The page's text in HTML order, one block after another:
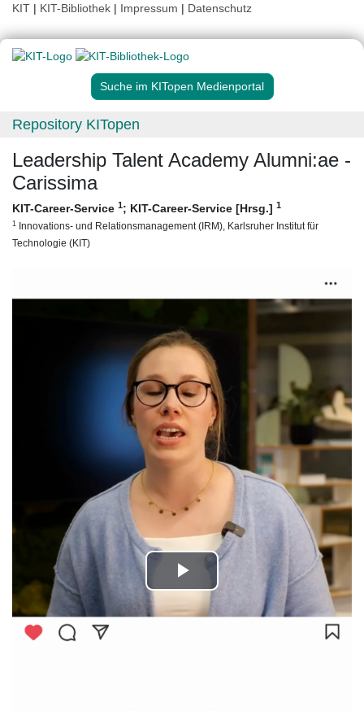
KIT | KIT-Bibliothek | Impressum | Datenschutz
Suche im KITopen Medienportal
Repository KITopen
Leadership Talent Academy Alumni:ae -
Carissima
KIT-Career-Service 1; KIT-Career-Service [Hrsg.] 1
1 Innovations- und Relationsmanagement (IRM), Karlsruher Institut für
Technologie (KIT)
Play
Video